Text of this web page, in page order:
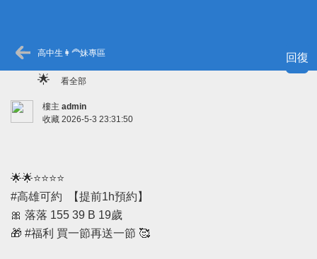
回復
高中生👩‍🦰妹專區
🌟 看全部
樓主 admin
收藏 2026-5-3 23:31:50
🌟🌟⭐⭐⭐⭐
#高雄可約 【提前1h預約】
🎀 落落 155 39 B 19歲
🎁 #福利 買一節再送一節 🥰